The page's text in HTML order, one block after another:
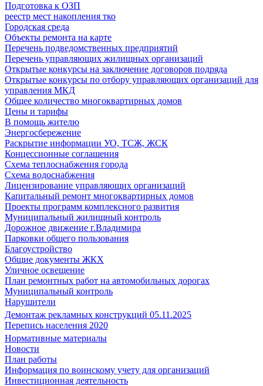
Подготовка к ОЗП
реестр мест накопления тко
Городская среда
Объекты ремонта на карте
Перечень подведомственных предприятий
Перечень управляющих жилищных организаций
Открытые конкурсы на заключение договоров подряда
Открытые конкурсы по отбору управляющих организаций для
управления МКД
Общее количество многоквартирных домов
Цены и тарифы
В помощь жителю
Энергосбережение
Раскрытие информации УО, ТСЖ, ЖСК
Концессионные соглашения
Схема теплоснабжения города
Схема водоснабжения
Лицензирование управляющих организаций
Капитальный ремонт многоквартирных домов
Проекты программ комплексного развития
Муниципальный жилищный контроль
Дорожное движение г.Владимира
Парковки общего пользования
Благоустройство
Общие документы ЖКХ
Уличное освещение
План ремонтных работ на автомобильных дорогах
Муниципальный контроль
Нарушители
Демонтаж рекламных конструкций 05.11.2025
Перепись населения 2020
Нормативные материалы
Новости
План работы
Информация по воинскому учету для организаций
Инвестиционная деятельность